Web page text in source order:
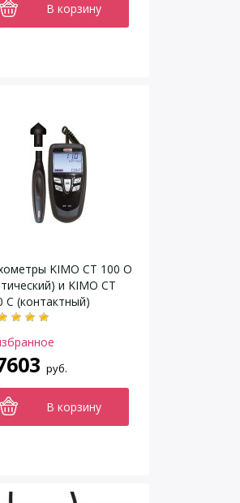
В корзину
KIMO CT 100 О
и KIMO CT
С (контактный)
руб.
В корзину